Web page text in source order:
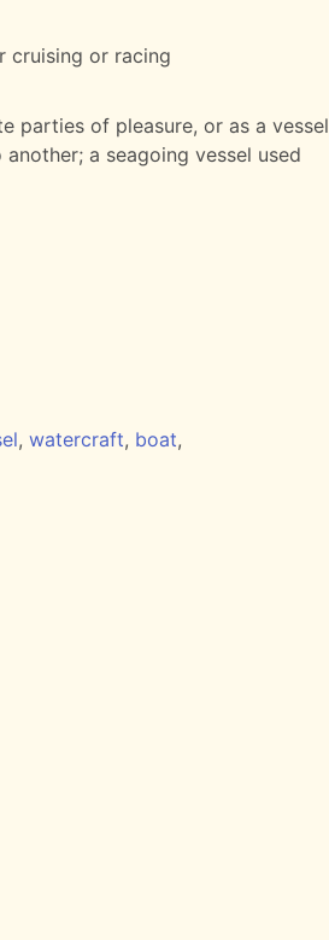
cruising or racing
parties of pleasure, or as a vessel
a seagoing vessel used
, watercraft, boat,